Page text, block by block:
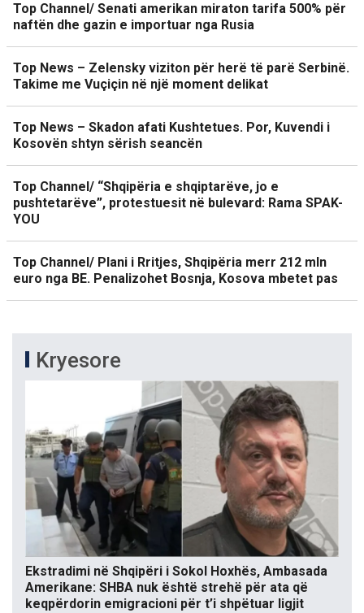
Top Channel/ Senati amerikan miraton tarifa 500% për
naftën dhe gazin e importuar nga Rusia
Top News – Zelensky viziton për herë të parë Serbinë.
Takime me Vuçiçin në një moment delikat
Top News – Skadon afati Kushtetues. Por, Kuvendi i
Kosovën shtyn sërish seancën
Top Channel/ “Shqipëria e shqiptarëve, jo e
pushtetarëve”, protestuesit në bulevard: Rama SPAK-
YOU
Top Channel/ Plani i Rritjes, Shqipëria merr 212 mln
euro nga BE. Penalizohet Bosnja, Kosova mbetet pas
Kryesore
Ekstradimi në Shqipëri i Sokol Hoxhës, Ambasada
Amerikane: SHBA nuk është strehë për ata që
keqpërdorin emigracioni për t’i shpëtuar ligjit